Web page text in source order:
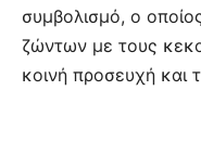
συμβολισμό, ο
ζώντων με τους
κοινή προσευχή και